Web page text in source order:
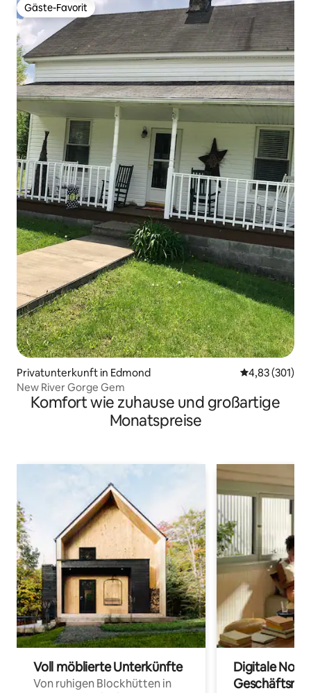
Gäste-Favorit
Gäste-Favorit
Privatunterkunft in Edmond
4,83 (301)
New River Gorge Gem
Komfort wie zuhause und großartige
Monatspreise
Voll möblierte Unterkünfte
Von ruhigen Blockhütten in
Digitale